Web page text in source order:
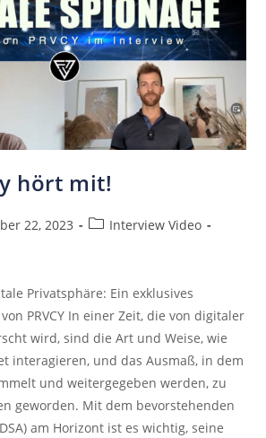
hört mit!
22, 2023
Interview Video
Privatsphäre: Ein exklusives
PRVCY In einer Zeit, die von digitaler
wird, sind die Art und Weise, wie
interagieren, und das Ausmaß, in dem
und weitergegeben werden, zu
geworden. Mit dem bevorstehenden
am Horizont ist es wichtig, seine